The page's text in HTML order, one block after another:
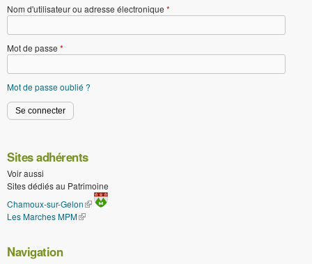
Nom d'utilisateur ou adresse électronique *
Mot de passe *
Mot de passe oublié ?
Sites adhérents
Voir aussi
Sites dédiés au Patrimoine
Chamoux-sur-Gelon (le lien est externe)
Les Marches MPM(le lien est externe)
Navigation